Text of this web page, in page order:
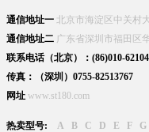
通信地址一 北京市海淀区中关村
通信地址二 广东省深圳市福田区
联系电话（北京）：(86)010-
传真：（深圳）0755-82513767
网址 www.st180.com
热卖型号: A B C D E F G